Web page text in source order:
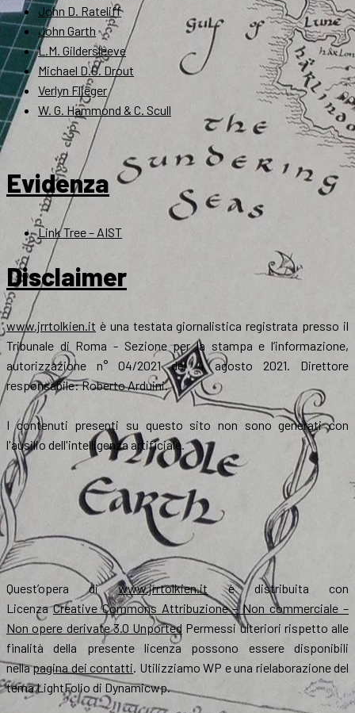
John D. Rateliff
John Garth
L.M. Gildersleeve
Michael D.C. Drout
Verlyn Flieger
W. G. Hammond & C. Scull
Evidenza
Link Tree – AIST
Disclaimer
www.jrrtolkien.it è una testata giornalistica registrata presso il
Tribunale di Roma - Sezione per la stampa e l’informazione,
autorizzazione n° 04/2021 del 4 agosto 2021. Direttore
responsabile: Roberto Arduini.
I contenuti presenti su questo sito non sono generati con
l'ausilio dell'intelligenza artificiale.
Quest’opera diwww.jrrtolkien.it è distribuita con
LicenzaCreative Commons Attribuzione – Non commerciale –
Non opere derivate 3.0 Unported Permessi ulteriori rispetto alle
finalità della presente licenza possono essere disponibili
nellapagina dei contatti. Utilizziamo WP e una rielaborazione del
tema LightFolio di Dynamicwp.